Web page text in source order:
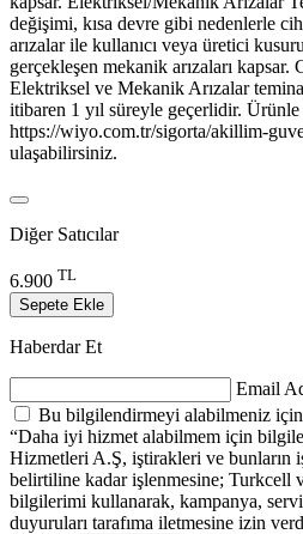
değişimi, kısa devre gibi nedenlerle
arızalar ile kullanıcı veya üretici
gerçekleşen mekanik arızaları kapsar.
Elektriksel ve Mekanik Arızalar
itibaren 1 yıl süreyle geçerlidir.
https://wiyo.com.tr/sigorta/akillim-
ulaşabilirsiniz.
Diğer Satıcılar
6.900 TL
Sepete Ekle
Haberdar Et
Email
Bu bilgilendirmeyi alabilmeniz
“Daha iyi hizmet alabilmem için
Hizmetleri A.Ş, iştirakleri ve bunların
belirtiline kadar işlenmesine; Turkcell
bilgilerimi kullanarak, kampanya,
duyuruları tarafıma iletmesine izin